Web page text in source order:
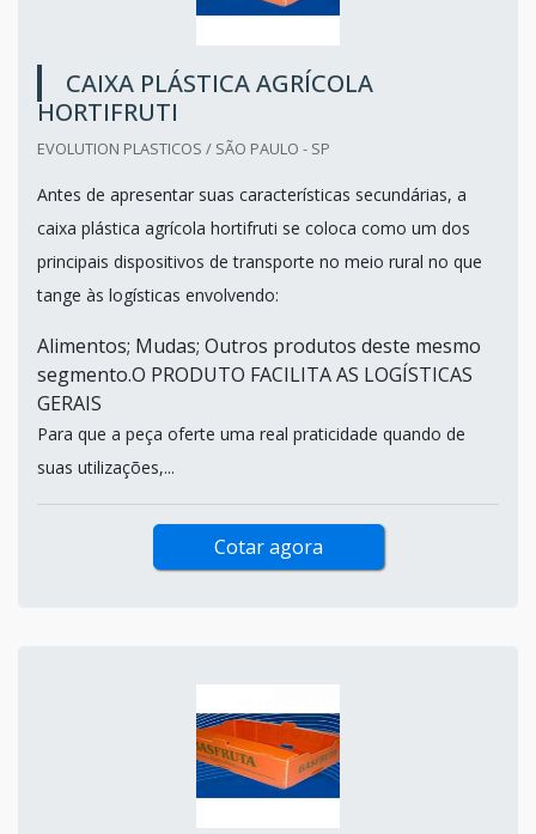
CAIXA PLÁSTICA AGRÍCOLA
HORTIFRUTI
EVOLUTION PLASTICOS / SÃO PAULO - SP
Antes de apresentar suas características secundárias, a
caixa plástica agrícola hortifruti se coloca como um dos
principais dispositivos de transporte no meio rural no que
tange às logísticas envolvendo:
Alimentos; Mudas; Outros produtos deste mesmo
segmento.O PRODUTO FACILITA AS LOGÍSTICAS
GERAIS
Para que a peça oferte uma real praticidade quando de
suas utilizações,...
Cotar agora